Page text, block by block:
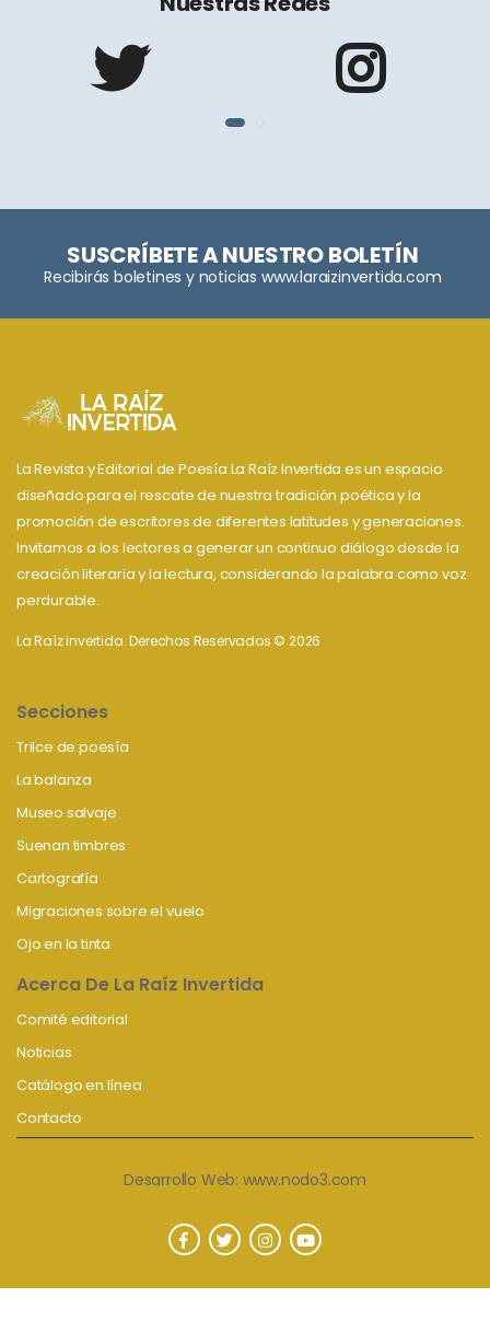
SUSCRÍBETE A NUESTRO BOLETÍN
Recibirás boletines y noticias www.laraizinvertida.com
La Revista y Editorial de Poesía La Raíz Invertida es un espacio
diseñado para el rescate de nuestra tradición poética y la
promoción de escritores de diferentes latitudes y generaciones.
Invitamos a los lectores a generar un continuo diálogo desde la
creación literaria y la lectura, considerando la palabra como voz
perdurable.
La Raíz invertida. Derechos Reservados © 2026
Secciones
Trilce de poesía
La balanza
Museo salvaje
Suenan timbres
Cartografía
Migraciones sobre el vuelo
Ojo en la tinta
Acerca De La Raíz Invertida
Comité editorial
Noticias
Catálogo en línea
Contacto
Desarrollo Web: www.nodo3.com